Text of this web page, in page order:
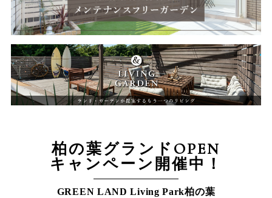
柏の葉グランドOPEN
キャンペーン開催中！
GREEN LAND Living Park柏の葉